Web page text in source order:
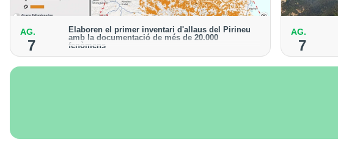
AG.
7
Elaboren el primer inventari d'allaus del Pirineu
amb la documentació de més de 20.000
fenòmens
Obra de l'Institut Cartogràfic i Geològic de Catalunya,
amb dades a partir del 1427
AG.
7